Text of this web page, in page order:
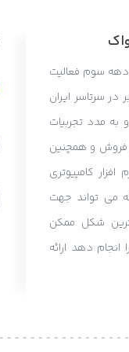
دهه سوم فعالیت
سرتاسر ایران
به مدد تجربیات
فروش و همچنین
کامپیوتری
می تواند جهت
شکل ممکن
دهد ارائه